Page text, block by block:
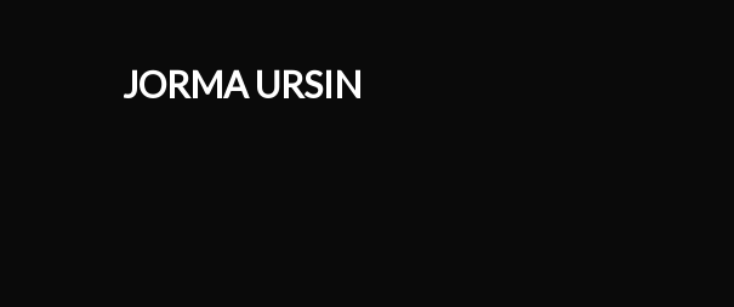
JORMA URSIN